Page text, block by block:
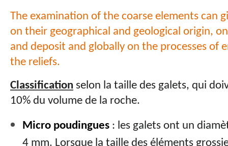
The examination of the coarse elements can
on their geographical and geological origin,
and deposit and globally on the processes of
the reliefs.
Classification selon la taille des galets, qui
10% du volume de la roche.
Micro poudingues : les galets ont un
4 mm. Lorsque la taille des éléments